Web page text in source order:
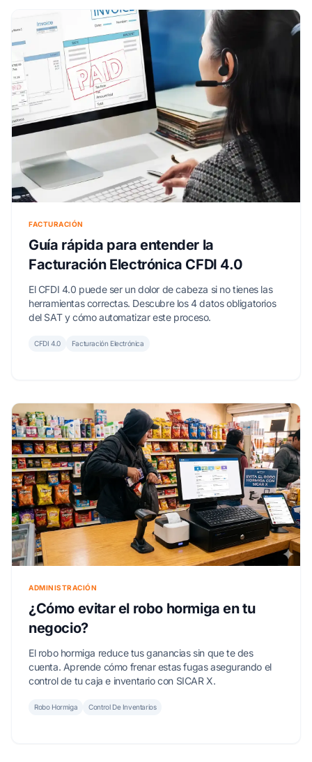
FACTURACIÓN
Guía rápida para entender la
Facturación Electrónica CFDI 4.0
El CFDI 4.0 puede ser un dolor de cabeza si no tienes las
herramientas correctas. Descubre los 4 datos obligatorios
del SAT y cómo automatizar este proceso.
CFDI 4.0 Facturación Electrónica
ADMINISTRACIÓN
¿Cómo evitar el robo hormiga en tu
negocio?
El robo hormiga reduce tus ganancias sin que te des
cuenta. Aprende cómo frenar estas fugas asegurando el
control de tu caja e inventario con SICAR X.
Robo Hormiga Control De Inventarios